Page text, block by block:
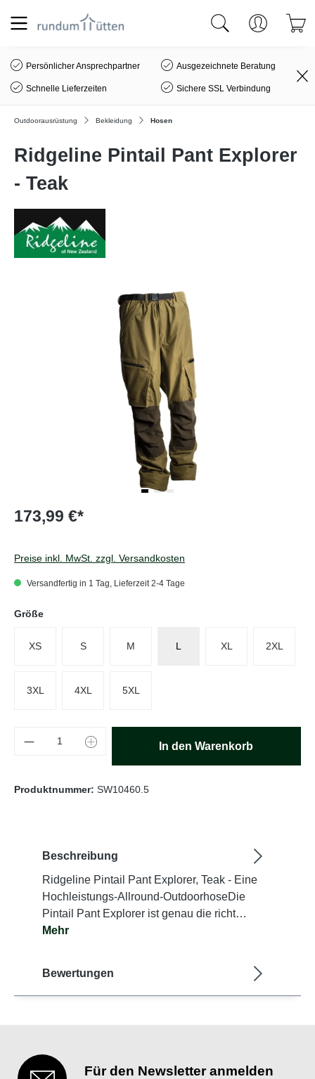
springen
Persönlicher Ansprechpartner Ausgezeichnete Beratung
Schnelle Lieferzeiten Sichere SSL Verbindung
Outdoorausrüstung Bekleidung Hosen
Ridgeline Pintail Pant Explorer
- Teak
173,99 €*
Preise inkl. MwSt. zzgl. Versandkosten
Versandfertig in 1 Tag, Lieferzeit 2-4 Tage
Größeauswählen
XS S M L XL 2XL
3XL 4XL 5XL
Produkt Anzahl: Gib den gewünschten
In den Warenkorb
Produktnummer: SW10460.5
Beschreibung
Ridgeline Pintail Pant Explorer, Teak - Eine
Hochleistungs-Allround-OutdoorhoseDie
Pintail Pant Explorer ist genau die richt…
Mehr
Bewertungen
Für den Newsletter anmelden